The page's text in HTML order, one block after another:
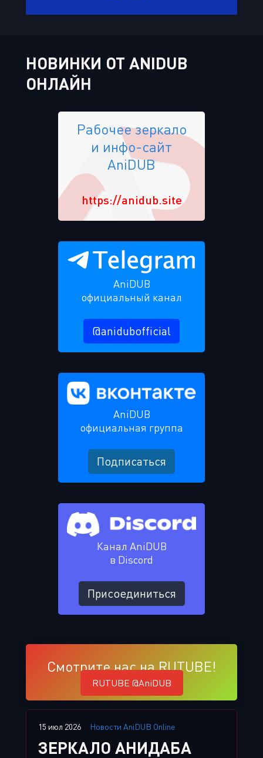
НОВИНКИ ОТ ANIDUB
ОНЛАЙН
Рабочее зеркало
и инфо-сайт
AniDUB
https://anidub.site
AniDUB
официальный канал
@anidubofficial
AniDUB
официальная группа
Подписаться
Канал AniDUB
в Discord
Присоединиться
Смотрите нас на RUTUBE!
RUTUBE @AniDUB
15 июл 2026 Новости AniDUB Online
ЗЕРКАЛО АНИДАБА